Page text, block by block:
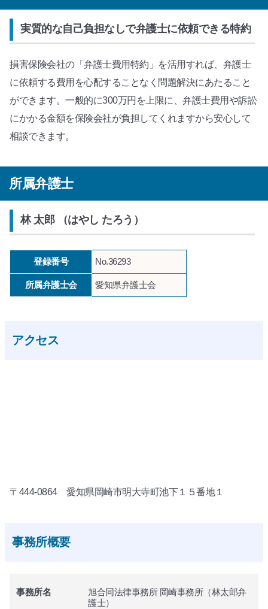
実質的な自己負担なしで弁護士に依頼できる特約
損害保険会社の「弁護士費用特約」を活用すれば、弁護士
に依頼する費用を心配することなく問題解決にあたること
ができます。一般的に300万円を上限に、弁護士費用や訴訟
にかかる金額を保険会社が負担してくれますから安心して
相談できます。
所属弁護士
林 太郎 （はやし たろう）
登録番号 No.36293
所属弁護士会 愛知県弁護士会
アクセス
〒444-0864 愛知県岡崎市明大寺町池下１５番地１
事務所概要
事務所名
旭合同法律事務所 岡崎事務所（林太郎弁
護士）